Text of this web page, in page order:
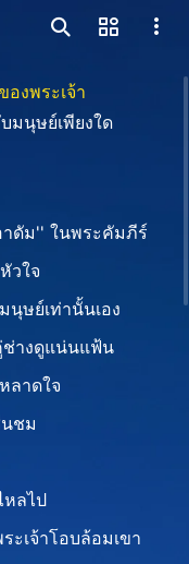
องพระเจ้า
มนุษย์เพียงใด
ดัม'' ในพระคัมภีร์
วใจ
นุษย์เท่านั้นเอง
างดูแน่นแฟ้น
ลาดใจ
ชม
หลไป
ะเจ้าโอบล้อมเขา